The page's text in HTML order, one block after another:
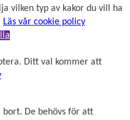
vilken typ av kakor du vill ha
Läs vår cookie policy
Ditt val kommer att
bort. De behövs för att